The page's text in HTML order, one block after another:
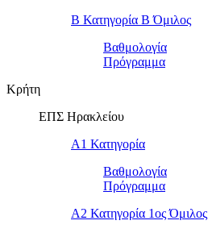
Β Κατηγορία Β Όμιλος
Βαθμολογία
Πρόγραμμα
Κρήτη
ΕΠΣ Ηρακλείου
Α1 Κατηγορία
Βαθμολογία
Πρόγραμμα
Α2 Κατηγορία 1ος Όμιλος